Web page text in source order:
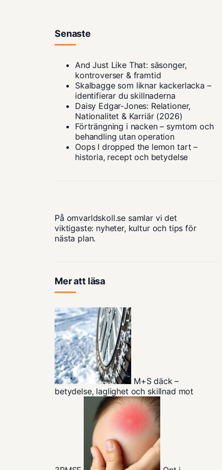
Senaste
And Just Like That: säsonger,
kontroverser & framtid
Skalbagge som liknar kackerlacka –
identifierar du skillnaderna
Daisy Edgar-Jones: Relationer,
Nationalitet & Karriär (2026)
Förträngning i nacken – symtom och
behandling utan operation
Oops I dropped the lemon tart –
historia, recept och betydelse
På omvarldskoll.se samlar vi det
viktigaste: nyheter, kultur och tips för
nästa plan.
Mer att läsa
M+S däck –
betydelse, laglighet och skillnad mot